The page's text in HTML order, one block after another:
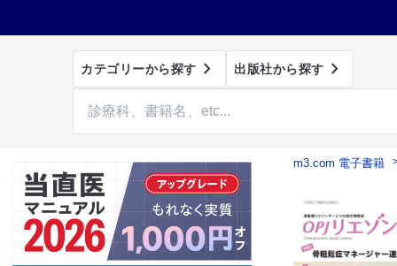
カテゴリーから探す  出版社から探す 
m3.com 電子書籍